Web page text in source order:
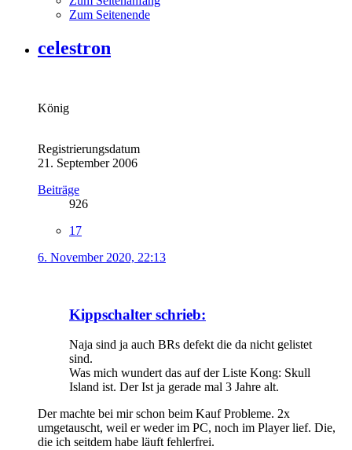
Zum Seitenende
celestron
König
Registrierungsdatum
21. September 2006
Beiträge
926
17
6. November 2020, 22:13
Kippschalter schrieb:
Naja sind ja auch BRs defekt die da nicht gelistet
sind.
Was mich wundert das auf der Liste Kong: Skull
Island ist. Der Ist ja gerade mal 3 Jahre alt.
Der machte bei mir schon beim Kauf Probleme. 2x
umgetauscht, weil er weder im PC, noch im Player lief. Die,
die ich seitdem habe läuft fehlerfrei.